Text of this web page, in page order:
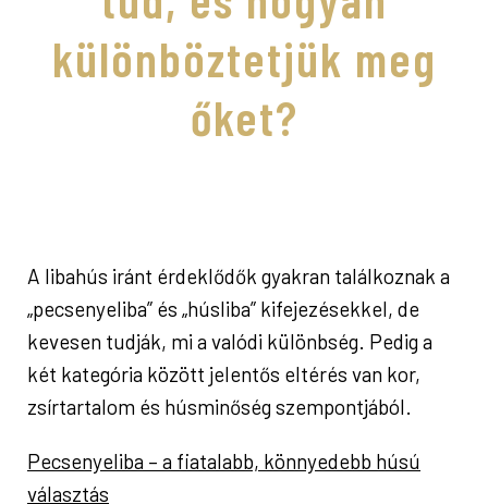
különböztetjük meg
őket?
A libahús iránt érdeklődők gyakran találkoznak a
„pecsenyeliba” és „húsliba” kifejezésekkel, de
kevesen tudják, mi a valódi különbség. Pedig a
két kategória között jelentős eltérés van kor,
zsírtartalom és húsminőség szempontjából.
Pecsenyeliba – a fiatalabb, könnyedebb húsú
választás